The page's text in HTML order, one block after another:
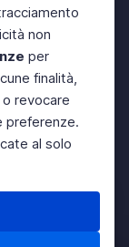
non
per
finalità,
revocare
preferenze.
al solo